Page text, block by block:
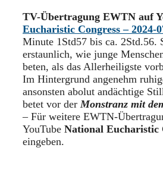
TV-Übertragung EWTN auf
Eucharistic Congress – 2024-
Minute 1Std57 bis ca. 2Std.56.
erstaunlich, wie junge
beten, als das Allerheiligste
Im Hintergrund angenehm
ansonsten abolut andächtige
betet vor der Monstranz mit
– Für weitere EWTN-
YouTube National Eucharistic
eingeben.